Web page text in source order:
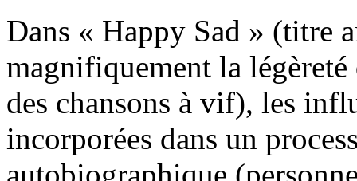
Dans « Happy Sad » (titre
magnifiquement la
des chansons à vif), les
incorporées dans un
autobiographique